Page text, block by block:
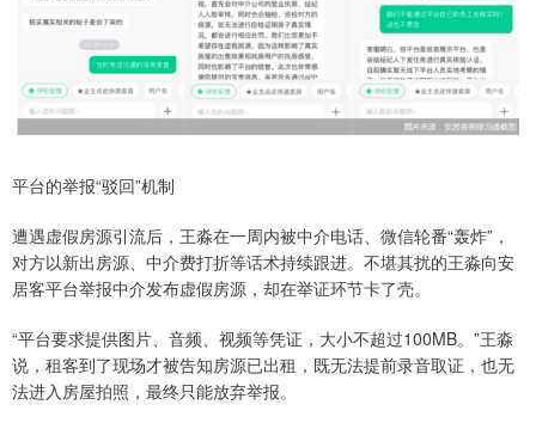
平台的举报“驳回”机制
遭遇虚假房源引流后，王淼在一周内被中介电话、微信轮番“轰炸”，
对方以新出房源、中介费打折等话术持续跟进。不堪其扰的王淼向安
居客平台举报中介发布虚假房源，却在举证环节卡了壳。
“平台要求提供图片、音频、视频等凭证，大小不超过100MB。”王淼
说，租客到了现场才被告知房源已出租，既无法提前录音取证，也无
法进入房屋拍照，最终只能放弃举报。